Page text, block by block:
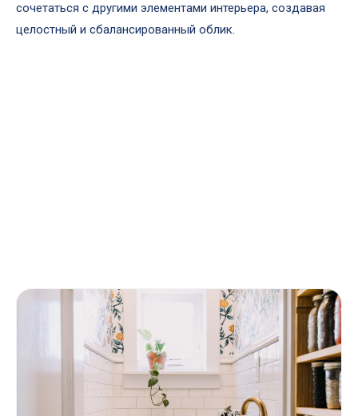
сочетаться с другими элементами интерьера, создавая
целостный и сбалансированный облик.